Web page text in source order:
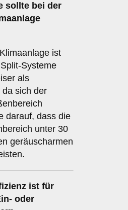
sollte bei der
ist
Systeme
als
da sich der
darauf, dass die
unter 30
geräuscharmen
ist für
oder